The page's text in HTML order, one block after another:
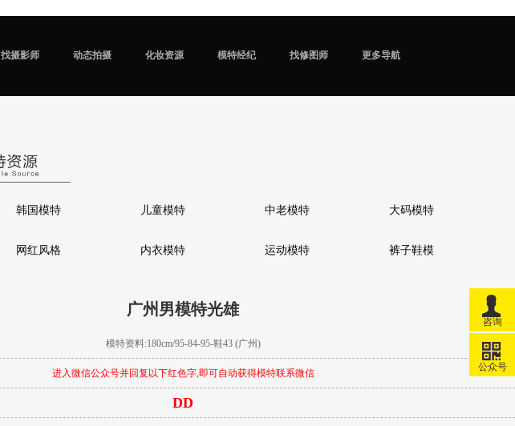
找摄影师 动态拍摄 化妆资源 模特经纪 找修图师 更多导航
韩国模特 儿童模特 中老模特 大码模特
网红风格 内衣模特 运动模特 裤子鞋模
广州男模特光雄
模特资料:180cm/95-84-95-鞋43 (广州)
进入微信公众号并回复以下红色字,即可自动获得模特联系微信
DD
咨询
公众号